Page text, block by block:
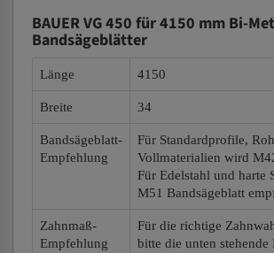
BAUER VG 450 für 4150 mm Bi-
Bandsägeblätter
Länge 4150
Breite 34
Bandsägeblatt-
Empfehlung
Für Standardprofile,
Vollmaterialien wird
Für Edelstahl und harte
M51 Bandsägeblatt
Zahnmaß-
Empfehlung
Für die richtige
bitte die unten stehende